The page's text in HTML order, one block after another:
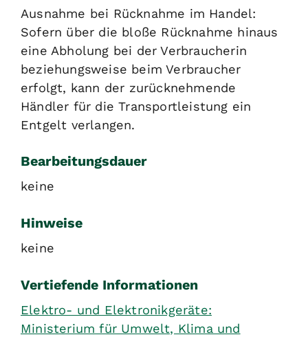
Ausnahme bei Rücknahme im Handel:
Sofern über die bloße Rücknahme hinaus
eine Abholung bei der Verbraucherin
beziehungsweise beim Verbraucher
erfolgt, kann der zurücknehmende
Händler für die Transportleistung ein
Entgelt verlangen.
Bearbeitungsdauer
keine
Hinweise
keine
Vertiefende Informationen
Elektro- und Elektronikgeräte:
Ministerium für Umwelt, Klima und